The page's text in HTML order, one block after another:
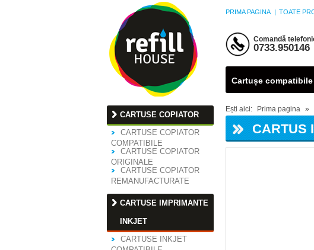
PRIMA PAGINA | TOATE
Comandă
0733.950146
Cartușe
CARTUSE COPIATOR
CARTUSE COPIATOR
COMPATIBILE
CARTUSE COPIATOR
ORIGINALE
CARTUSE COPIATOR
REMANUFACTURATE
CARTUSE IMPRIMANTE
INKJET
CARTUSE INKJET
Ești aici: Prima pagina »
CARTUS